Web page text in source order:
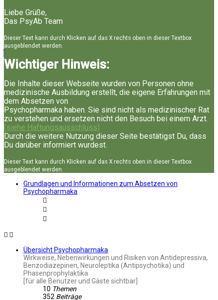
Liebe Grüße,
Das PsyAb Team
Dieser Text kann durch Klicken auf das X rechts oben in dieser Textbox
ausgeblendet werden.
Wichtiger Hinweis:
Die Inhalte dieser Webseite wurden von Personen ohne
medizinische Ausbildung erstellt, die eigene Erfahrungen mit
dem Absetzen von
Psychopharmaka haben. Sie sind nicht als medizinischer Rat
zu verstehen und ersetzen nicht den Besuch bei einem Arzt.
(siehe Haftungsausschluss)
Durch die weitere Nutzung dieser Seite bestätigst Du, dass
Du darüber informiert wurdest.
Dieser Text kann durch Klicken auf das X rechts oben in dieser Textbox
ausgeblendet werden.
Grundlagen und Informationen zum Absetzen von
Psychopharmaka
Übersicht Psychopharmaka
Wirkweise, Nebenwirkungen und Risiken von Antidepressiva,
Benzodiazepinen, Neuroleptika (Antipsychotika) und
Phasenprophylaktika
[für alle Benutzer und Gäste sichtbar]
10 Themen
352 Beiträge